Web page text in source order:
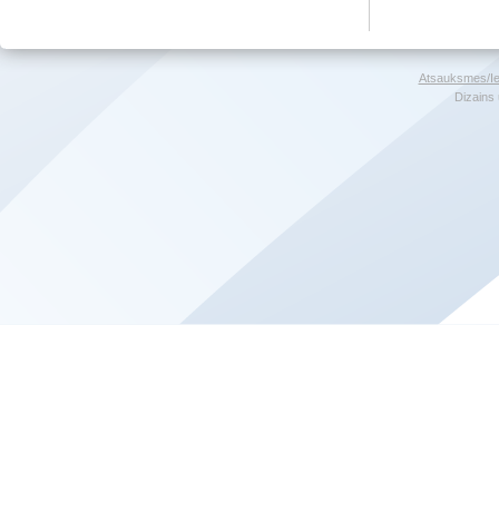
Atsauksmes/
Dizains